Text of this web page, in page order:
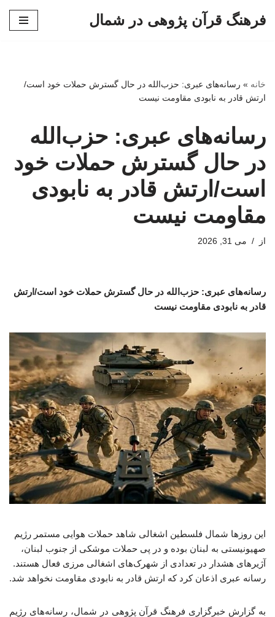
فرهنگ قرآن پژوهی در شمال
خانه » رسانه‌های عبری: حزب‌الله در حال گسترش حملات خود است/
ارتش قادر به نابودی مقاومت نیست
رسانه‌های عبری: حزب‌الله
در حال گسترش حملات خود
است/ارتش قادر به نابودی
مقاومت نیست
از می 31, 2026
رسانه‌های عبری: حزب‌الله در حال گسترش حملات خود است/ارتش
قادر به نابودی مقاومت نیست
این روزها شمال فلسطین اشغالی شاهد حملات هوایی مستمر رژیم
صهیونیستی به لبنان بوده و در پی حملات موشکی از جنوب لبنان،
آژیرهای هشدار در تعدادی از شهرک‌های اشغالی مرزی فعال هستند.
رسانه عبری اذعان کرد که ارتش قادر به نابودی مقاومت نخواهد شد.
به گزارش خبرگزاری فرهنگ قرآن پژوهی در شمال، رسانه‌های رژیم